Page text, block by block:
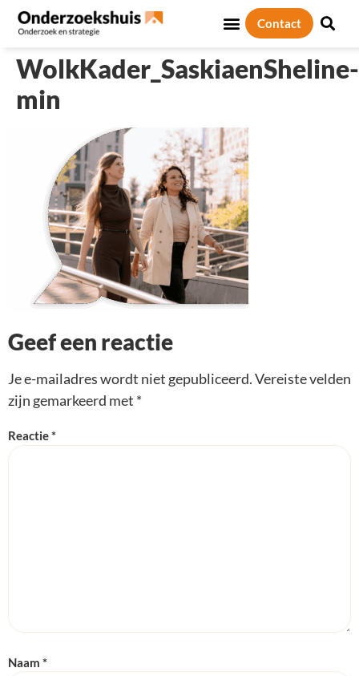
Contact
WolkKader_SaskiaenSheline-
min
Geef een reactie
Je e-mailadres wordt niet gepubliceerd.Vereiste velden
zijn gemarkeerd met *
Reactie*
Naam *